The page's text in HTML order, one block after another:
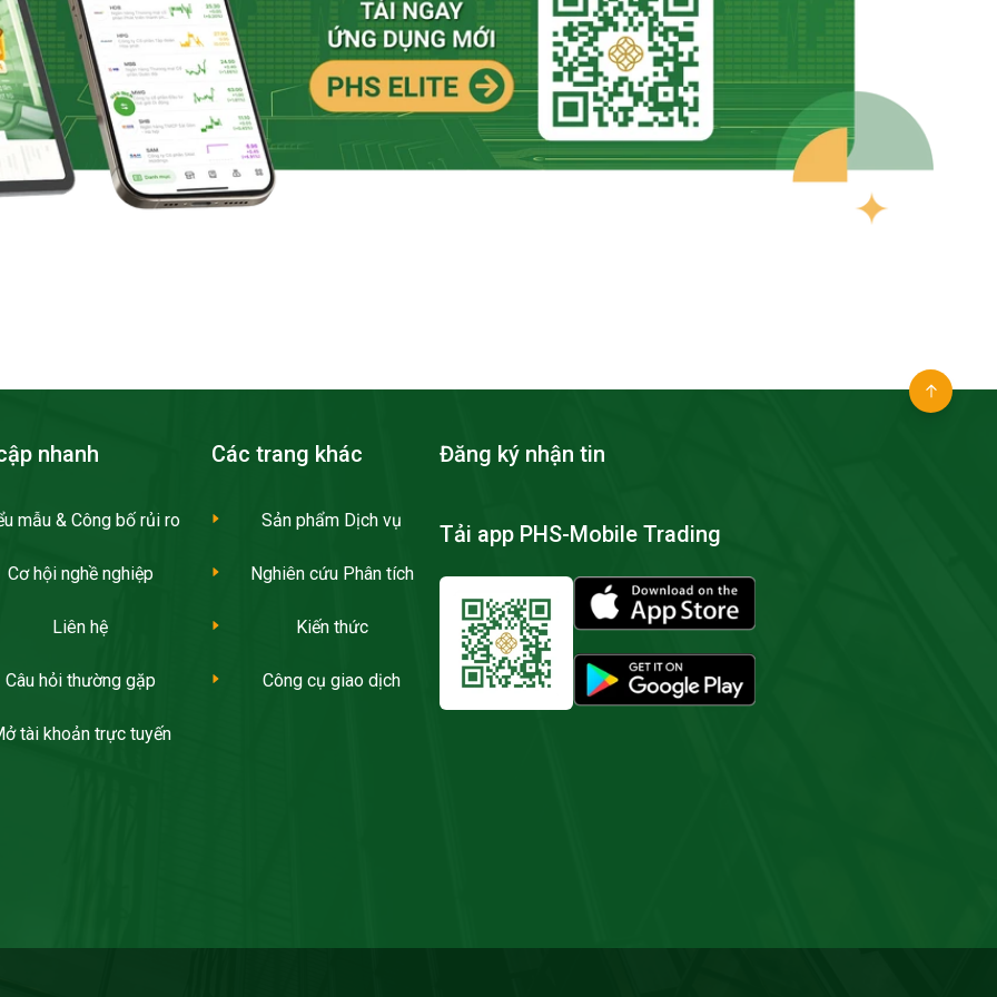
nhanh
mẫu & Công bố rủi ro
Cơ hội nghề nghiệp
Liên hệ
Câu hỏi thường gặp
tài khoản trực tuyến
Các trang khác
Sản phẩm Dịch vụ
Nghiên cứu Phân tích
Kiến thức
Công cụ giao dịch
Đăng ký nhận tin
Tải app PHS-Mobile Trading